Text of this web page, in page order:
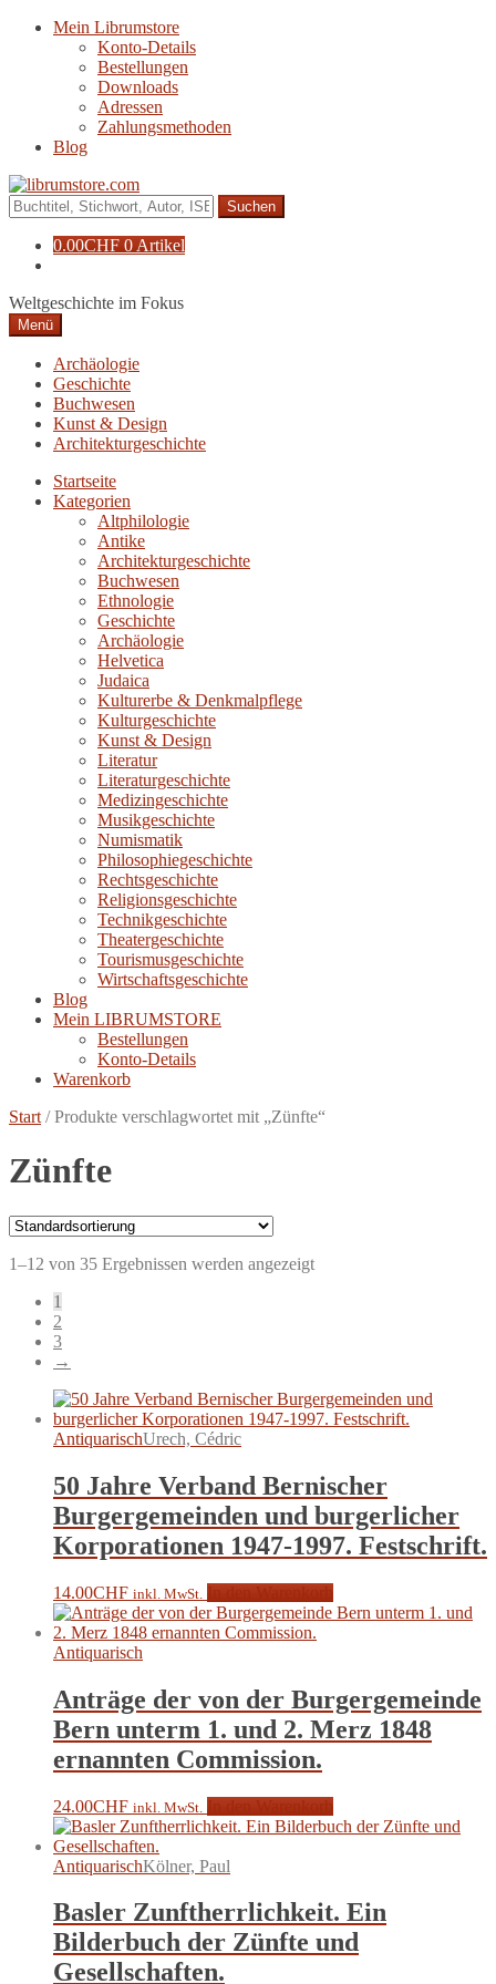
Navigation
Zum
Mein Librumstore
Konto-Details
Bestellungen
Downloads
Adressen
Zahlungsmethoden
Blog
Suche
nach:
0.00CHF 0 Artikel
Weltgeschichte im Fokus
Menü
Archäologie
Geschichte
Buchwesen
Kunst & Design
Architekturgeschichte
Startseite
Kategorien
Altphilologie
Antike
Architekturgeschichte
Buchwesen
Ethnologie
Geschichte
Archäologie
Helvetica
Judaica
Kulturerbe & Denkmalpflege
Kulturgeschichte
Kunst & Design
Literatur
Literaturgeschichte
Medizingeschichte
Musikgeschichte
Numismatik
Philosophiegeschichte
Rechtsgeschichte
Religionsgeschichte
Technikgeschichte
Theatergeschichte
Tourismusgeschichte
Wirtschaftsgeschichte
Blog
Mein LIBRUMSTORE
Bestellungen
Konto-Details
Warenkorb
Start /Produkte verschlagwortet mit „Zünfte“
Zünfte
1–12 von 35 Ergebnissen werden angezeigt
1
2
3
→
AntiquarischUrech, Cédric
50 Jahre Verband Bernischer
Burgergemeinden und burgerlicher
Korporationen 1947-1997. Festschrift.
14.00CHF inkl. MwSt.
Antiquarisch
Anträge der von der Burgergemeinde
Bern unterm 1. und 2. Merz 1848
ernannten Commission.
24.00CHF inkl. MwSt.
AntiquarischKölner, Paul
Basler Zunftherrlichkeit. Ein
Bilderbuch der Zünfte und
Gesellschaften.